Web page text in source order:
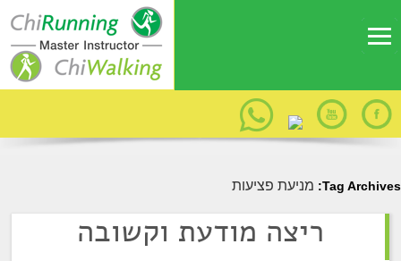
Tag Archives: מניעת פציעות
ריצה מודעת וקשובה